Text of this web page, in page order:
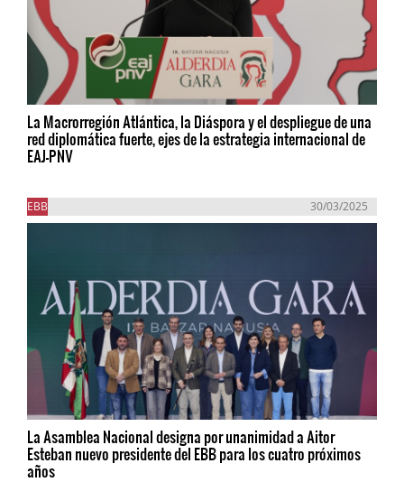
La Macrorregión Atlántica, la Diáspora y el despliegue de una
red diplomática fuerte, ejes de la estrategia internacional de
EAJ-PNV
EBB 30/03/2025
La Asamblea Nacional designa por unanimidad a Aitor
Esteban nuevo presidente del EBB para los cuatro próximos
años